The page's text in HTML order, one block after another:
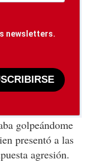
newsletters.
golpeándome
presentó a las
agresión.